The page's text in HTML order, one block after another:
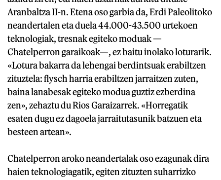
Aranbaltza II-n. Etena oso garbia da, Erdi Paleolitoko
neandertalen eta duela 44.000-43.500 urtekoen
teknologiak, tresnak egiteko moduak —
Chatelperron garaikoak—, ez baitu inolako loturarik.
«Lotura bakarra da lehengai berdintsuak erabiltzen
zituztela: flysch harria erabiltzen jarraitzen zuten,
baina lanabesak egiteko modua guztiz ezberdina
zen», zehaztu du Rios Garaizarrek. «Horregatik
esaten dugu ez dagoela jarraitutasunik batzuen eta
besteen artean».
Chatelperron aroko neandertalak oso ezagunak dira
haien teknologiagatik, egiten zituzten suharrizko